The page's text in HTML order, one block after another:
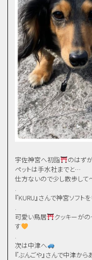
宇佐神宮へ初詣
のはず
ペットは手水社までと…
仕方ないので少し散歩して
『KURU』さんで神宮ソフト
可愛い鳥居
クッキーがの
す
次は中津へ
『ぶんごや』さんで中津か